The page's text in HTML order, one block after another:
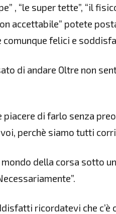
, “le super tette”, “il
accettabile” potete
comunque felici e
di andare Oltre non
piacere di farlo senza
perchè siamo tutti
della corsa sotto
ricordatevi che c’è